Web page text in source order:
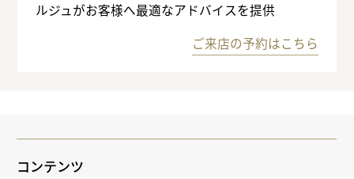
ルジュがお客様へ最適なアドバイスを提供
ご来店の予約はこちら
コンテンツ